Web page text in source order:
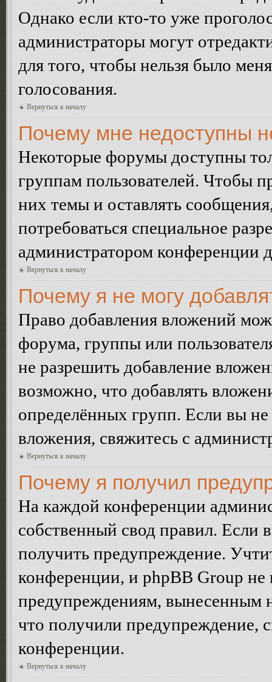
Однако если кто-то уже
администраторы могут
для того, чтобы нельзя было
голосования.
Вернуться к началу
Почему мне недоступны
Некоторые форумы доступны
группам пользователей. Чтобы
них темы и оставлять
потребоваться специальное
администратором конференции
Вернуться к началу
Почему я не могу
Право добавления вложений
форума, группы или
не разрешить добавление
возможно, что добавлять
определённых групп. Если вы не
вложения, свяжитесь с
Вернуться к началу
Почему я получил
На каждой конференции
собственный свод правил.
получить предупреждение.
конференции, и phpBB Group не
предупреждениям, вынесенным
что получили предупреждение,
конференции.
Вернуться к началу